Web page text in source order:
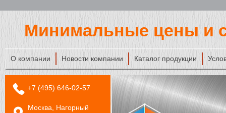
Минимальные цены и
О компании Новости компании Каталог продукции
+7 (495) 646-02-57
Москва, Нагорный